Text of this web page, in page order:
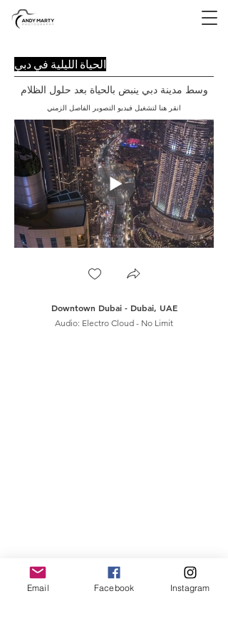
الحياة الليلية في دبي
وسط مدينة دبي ينبض بالحياة بعد حلول الظلام
انقر هنا لتشغيل فيديو التصوير الفاصل الزمني
Downtown Dubai - Dubai, UAE
Audio: Electro Cloud - No Limit
Email Facebook Instagram